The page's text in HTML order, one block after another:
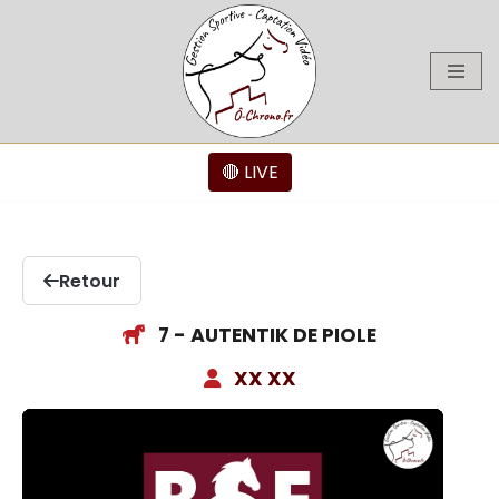
🔴 LIVE
Retour
7 - AUTENTIK DE PIOLE
XX XX